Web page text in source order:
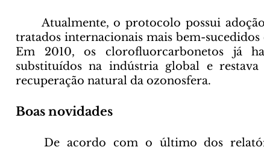
tratados internacionais mais bem-sucedidos
Em 2010, os clorofluorcarbonetos já
substituídos na indústria global e
recuperação natural da ozonosfera.
Boas novidades